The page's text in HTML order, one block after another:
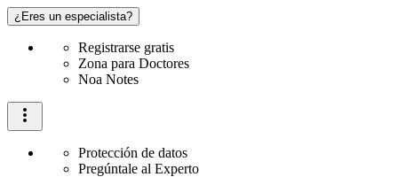
¿Eres un especialista?
Registrarse gratis
Zona para Doctores
Noa Notes
Protección de datos
Pregúntale al Experto